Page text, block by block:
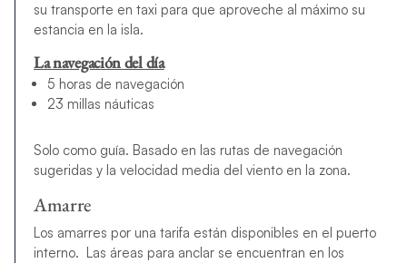
su transporte en taxi para que aproveche al máximo su
estancia en la isla.
La navegación del día
5 horas de navegación
23 millas náuticas
Solo como guía. Basado en las rutas de navegación
sugeridas y la velocidad media del viento en la zona.
Amarre
Los amarres por una tarifa están disponibles en el puerto
interno. Las áreas para anclar se encuentran en los